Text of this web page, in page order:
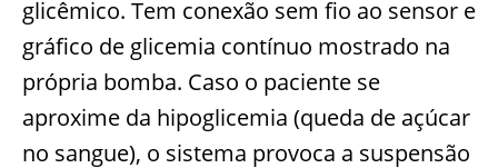
glicêmico. Tem conexão sem fio ao sensor e
gráfico de glicemia contínuo mostrado na
própria bomba. Caso o paciente se
aproxime da hipoglicemia (queda de açúcar
no sangue), o sistema provoca a suspensão